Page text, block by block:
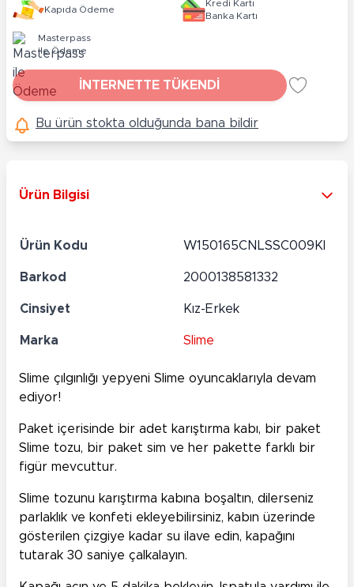
Kapıda Ödeme
Kredi Kartı
Banka Kartı
Masterpass
ile Ödeme
İNTERNETTE TÜKENDİ
Bu ürün stokta olduğunda bana bildir
Ürün Bilgisi
Ürün Kodu W150165CNLSSC009KI
Barkod 2000138581332
Cinsiyet Kız-Erkek
Marka Slime
Slime çılgınlığı yepyeni Slime oyuncaklarıyla devam
ediyor!
Paket içerisinde bir adet karıştırma kabı, bir paket
Slime tozu, bir paket sim ve her pakette farklı bir
figür mevcuttur.
Slime tozunu karıştırma kabına boşaltın, dilerseniz
parlaklık ve konfeti ekleyebilirsiniz, kabın üzerinde
gösterilen çizgiye kadar su ilave edin, kapağını
tutarak 30 saniye çalkalayın.